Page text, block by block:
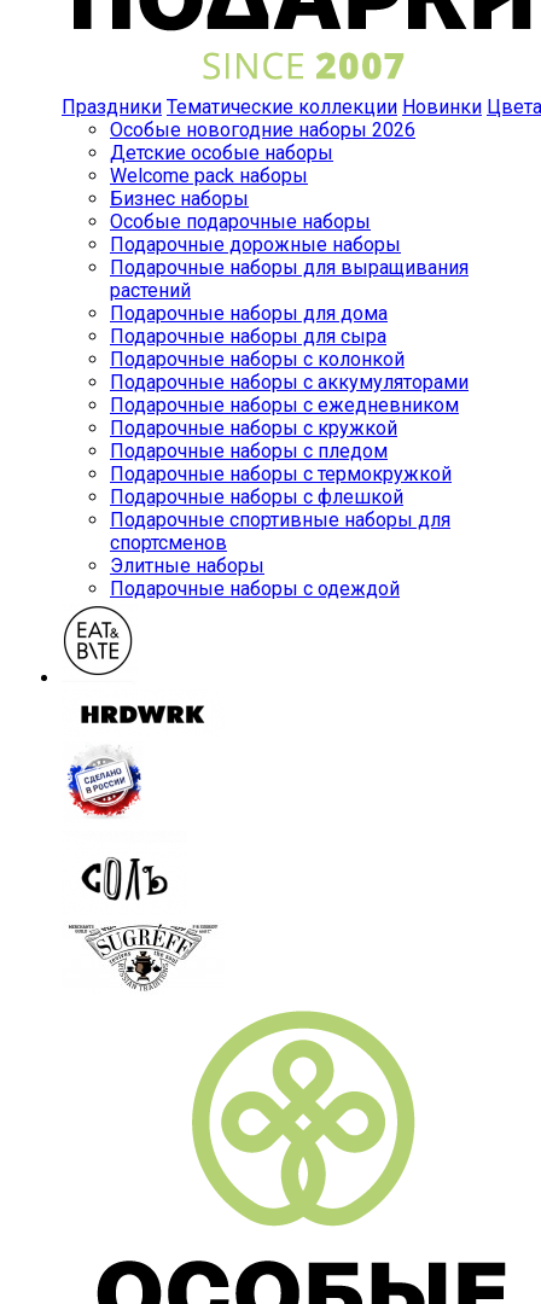
Праздники Тематические коллекции Новинки Цвета
Особые новогодние наборы 2026
Детские особые наборы
Welcome pack наборы
Бизнес наборы
Особые подарочные наборы
Подарочные дорожные наборы
Подарочные наборы для выращивания
растений
Подарочные наборы для дома
Подарочные наборы для сыра
Подарочные наборы с колонкой
Подарочные наборы с аккумуляторами
Подарочные наборы с ежедневником
Подарочные наборы с кружкой
Подарочные наборы с пледом
Подарочные наборы с термокружкой
Подарочные наборы с флешкой
Подарочные спортивные наборы для
спортсменов
Элитные наборы
Подарочные наборы с одеждой